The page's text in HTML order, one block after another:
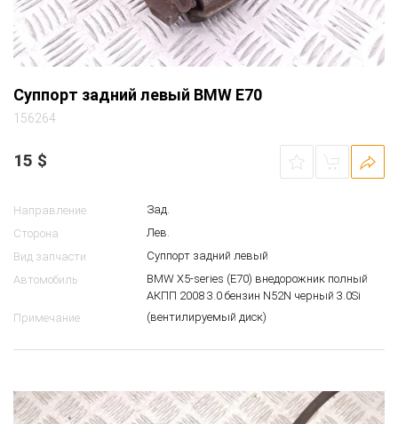
Суппорт задний левый BMW E70
156264
15 $
Направление
Зад.
Сторона
Лев.
Вид запчасти
Суппорт задний левый
Автомобиль
BMW X5-series (E70) внедорожник полный
АКПП 2008 3.0 бензин N52N черный 3.0Si
Примечание
(вентилируемый диск)